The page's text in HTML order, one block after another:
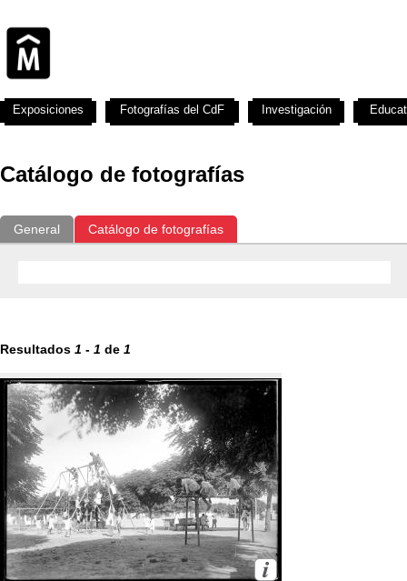
Catálogo de fotografías
General Catálogo de fotografías
Resultados 1 - 1 de 1
Exposiciones Fotografías del CdF Investigación